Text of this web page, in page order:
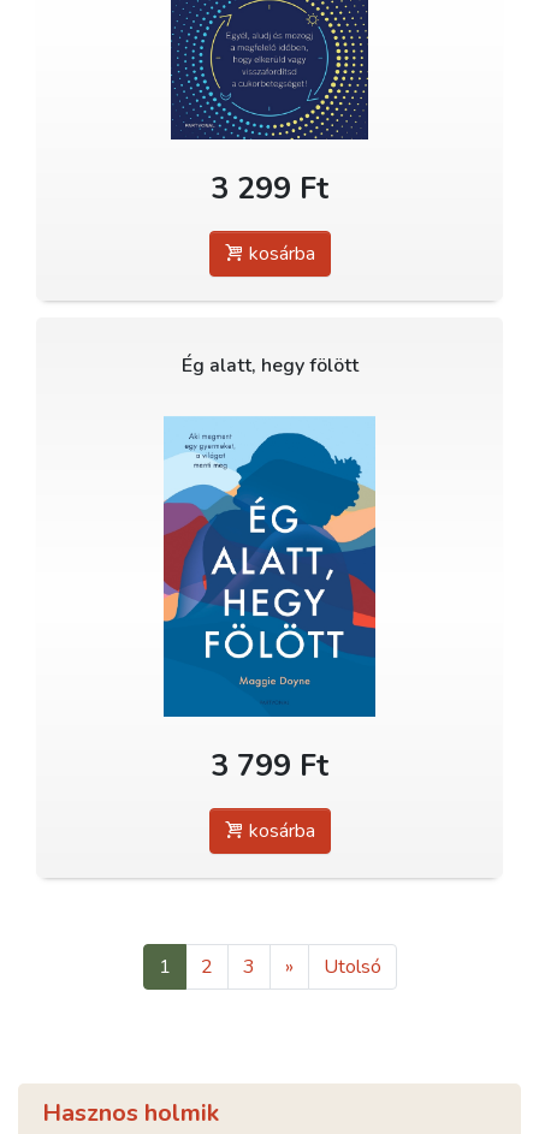
3 299 Ft
kosárba
Ég alatt, hegy fölött
3 799 Ft
kosárba
1 2 3 » Utolsó
Hasznos holmik